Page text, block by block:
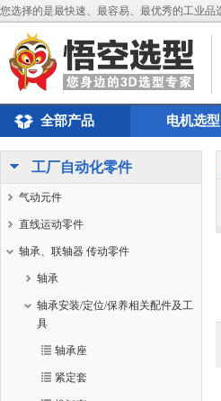
您选择的是最快速、最容易、最优秀的工业品
全部产品 电机选型
工厂自动化零件
气动元件
直线运动零件
轴承、联轴器 传动零件
轴承
轴承安装/定位/保养相关配件及工
具
轴承座
紧定套